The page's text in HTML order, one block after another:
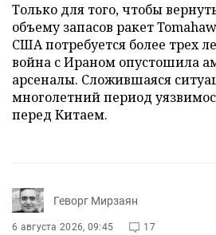
Только для того, чтобы
объему запасов ракет
США потребуется более трех
война с Ираном опустошила
арсеналы. Сложившаяся
многолетний период
перед Китаем.
Геворг Мирзаян
6 августа 2026, 09:45 17